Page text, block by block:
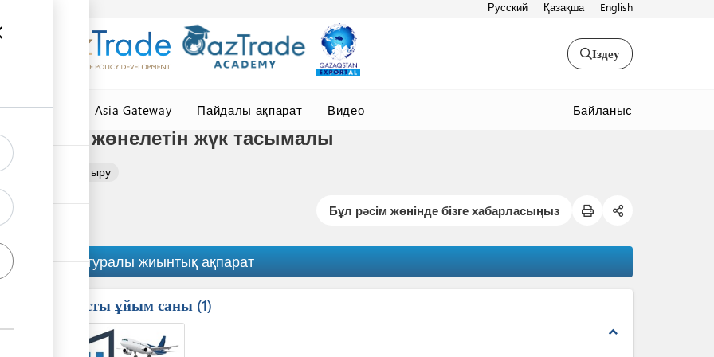
Русский Қазақша English
Іздеу
Central Asia Gateway Пайдалы ақпарат Видео Байланыс
жөнелетін жүк тасымалы
ұйымдастыру
Бұл рәсім жөнінде бізге хабарласыңыз
Рәсім туралы жиынтық ақпарат
Қатысты ұйым саны 1
expand_less